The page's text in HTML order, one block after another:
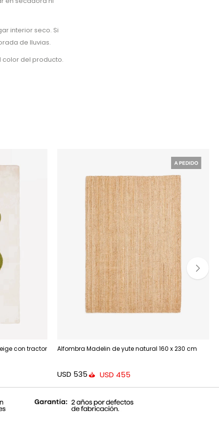
interior seco. Si
de lluvias.
color del producto.
con tractor
Alfombra Madelin de yute natural 160 x 230 cm
USD 535 USD 455